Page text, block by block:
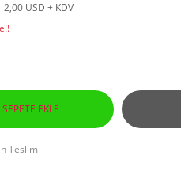
2,00 USD + KDV
SEPETE EKLE
Teslim